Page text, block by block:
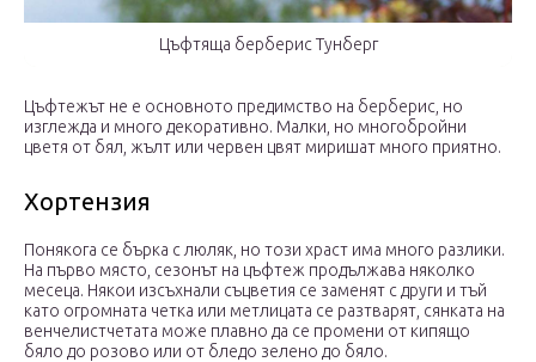
Цъфтяща берберис Тунберг
Цъфтежът не е основното предимство на берберис, но
изглежда и много декоративно. Малки, но многобройни
цветя от бял, жълт или червен цвят миришат много приятно.
Хортензия
Понякога се бърка с люляк, но този храст има много разлики.
На първо място, сезонът на цъфтеж продължава няколко
месеца. Някои изсъхнали съцветия се заменят с други и тъй
като огромната четка или метлицата се разтварят, сянката на
венчелистчетата може плавно да се промени от кипящо
бяло до розово или от бледо зелено до бяло.